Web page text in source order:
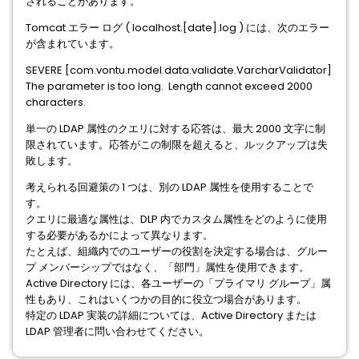
Tomcat エラー ログ ( localhost.[date].log ) には、次のエラー
が含まれています。
SEVERE [com.vontu.model.data.validate.VarcharValidator]
The parameter is too long. Length cannot exceed 2000
characters.
単一の LDAP 属性のクエリに対する応答は、最大 2000 文字に制
限されています。応答がこの制限を超えると、ルックアップは失
敗します。
考えられる回避策の 1 つは、別の LDAP 属性を使用することで
す。
クエリに最適な属性は、DLP 内でカスタム属性をどのように使用
する必要があるかによって異なります。
たとえば、組織内でのユーザーの役割を決定する場合は、グルー
プ メンバーシップではなく、「部門」属性を使用できます。
Active Directory には、各ユーザーの「プライマリ グループ」属
性もあり、これはいくつかの目的に役立つ場合があります。
特定の LDAP 実装の詳細については、Active Directory または
LDAP 管理者に問い合わせてください。